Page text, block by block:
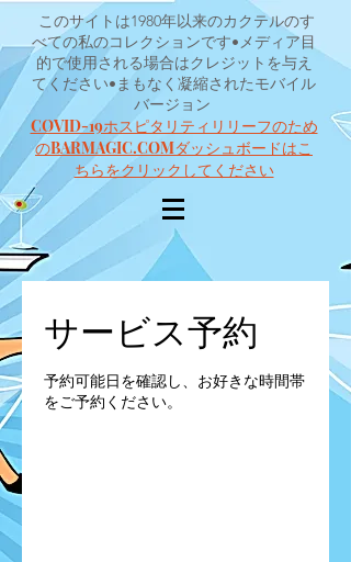
このサイトは1980年以来のカクテルのす
べての私のコレクションです•メディア目
的で使用される場合はクレジットを与え
てください•まもなく凝縮されたモバイル
バージョン
COVID-19ホスピタリティリリーフのため
のBARMAGIC.COMダッシュボードはこ
ちらをクリックしてください
サービス予約
予約可能日を確認し、お好きな時間帯
をご予約ください。